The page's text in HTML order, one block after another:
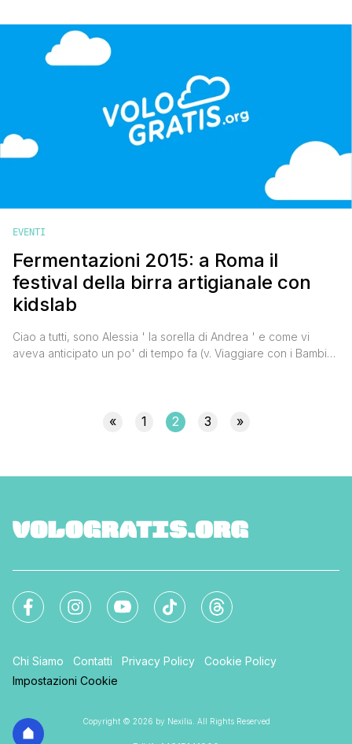
occhi e l’anima, montagne maestose che fanno da cornice a
EVENTI
Fermentazioni 2015: a Roma il
festival della birra artigianale con
kidslab
Ciao a tutti, sono Alessia ' la sorella di Andrea ' e come vi
aveva anticipato un po' di tempo fa (v. Viaggiare con i Bambini:
« 1 2 3 »
Chi Siamo Contatti Privacy Policy
Cookie Policy
Impostazioni Cookie
Copyright © 2026 by Nexilia. All Rights Reserved